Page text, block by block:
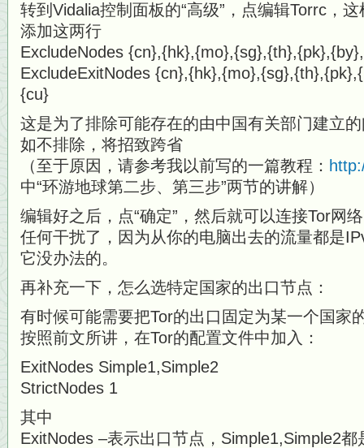
转到Vidalia控制面板的“高级”，点编辑Torrc，
添加这两行
ExcludeNodes
ExcludeExitNodes
{cu}
这是为了排除可能存在的由中国有关部门建立
如不排除，将招致跨省
（至于原因，请参考我以前写的一篇教程：
中“环游地球第二步、第三步”两节的讲解）
编辑好之后，点“确定”，然后就可以连接Tor网
任何干扰了，因为从你的电脑出去的流量都是
它没办法的。
再补充一下，怎么选特定国家的出口节点：
有时候可能需要把Tor的出口固定为某一个国家
按照前文所讲，在Tor的配置文件中加入：
ExitNodes Simple1,Simple2
StrictNodes 1
其中
ExitNodes –表示出口节点，Simple1,Simple2